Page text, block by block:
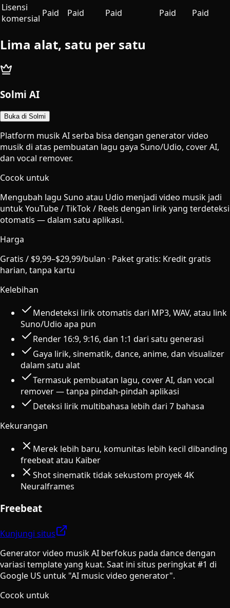
Lisensi
komersial Paid Paid Paid Paid Paid
Lima alat, satu per satu
Solmi AI
Buka di Solmi
Platform musik AI serba bisa dengan generator video
musik di atas pembuatan lagu gaya Suno/Udio, cover AI,
dan vocal remover.
Cocok untuk
Mengubah lagu Suno atau Udio menjadi video musik jadi
untuk YouTube / TikTok / Reels dengan lirik yang terdeteksi
otomatis — dalam satu aplikasi.
Harga
Gratis / $9,99–$29,99/bulan · Paket gratis: Kredit gratis
harian, tanpa kartu
Kelebihan
Mendeteksi lirik otomatis dari MP3, WAV, atau link
Suno/Udio apa pun
Render 16:9, 9:16, dan 1:1 dari satu generasi
Gaya lirik, sinematik, dance, anime, dan visualizer
dalam satu alat
Termasuk pembuatan lagu, cover AI, dan vocal
remover — tanpa pindah-pindah aplikasi
Deteksi lirik multibahasa lebih dari 7 bahasa
Kekurangan
Merek lebih baru, komunitas lebih kecil dibanding
freebeat atau Kaiber
Shot sinematik tidak sekustom proyek 4K
Neuralframes
Freebeat
Kunjungi situs
Generator video musik AI berfokus pada dance dengan
variasi template yang kuat. Saat ini situs peringkat #1 di
Google US untuk "AI music video generator".
Cocok untuk